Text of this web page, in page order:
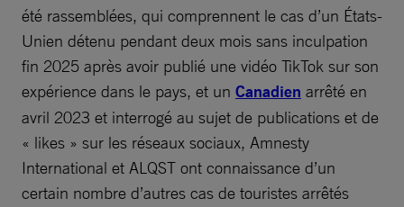
été rassemblées, qui comprennent le cas d’un États-
Unien détenu pendant deux mois sans inculpation
fin 2025 après avoir publié une vidéo TikTok sur son
expérience dans le pays, et un Canadien arrêté en
avril 2023 et interrogé au sujet de publications et de
« likes » sur les réseaux sociaux, Amnesty
International et ALQST ont connaissance d’un
certain nombre d’autres cas de touristes arrêtés